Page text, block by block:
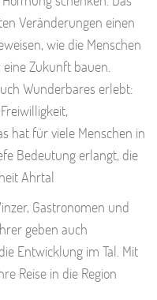
Veränderungen einen
wie die Menschen
Zukunft bauen.
Wunderbares erlebt:
hat für viele Menschen in
Bedeutung erlangt, die
Ahrtal
Gastronomen und
geben auch
Entwicklung im Tal. Mit
Reise in die Region